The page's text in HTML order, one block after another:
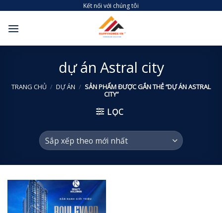
content
Kết nối với chúng tôi
dự án Astral city
TRANG CHỦ / DỰ ÁN / SẢN PHẨM ĐƯỢC GẮN THẺ “DỰ ÁN ASTRAL
CITY”
LỌC